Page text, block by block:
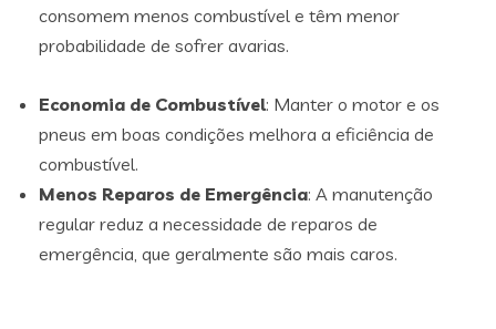
consomem menos combustível e têm menor
probabilidade de sofrer avarias.
Economia de Combustível: Manter o motor e os
pneus em boas condições melhora a eficiência de
combustível.
Menos Reparos de Emergência: A manutenção
regular reduz a necessidade de reparos de
emergência, que geralmente são mais caros.